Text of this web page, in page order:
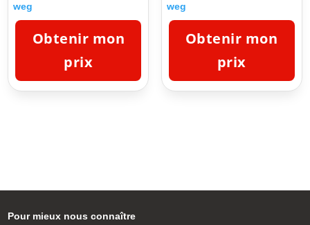
weg
Obtenir mon
prix
weg
Obtenir mon
prix
Pour mieux nous connaître